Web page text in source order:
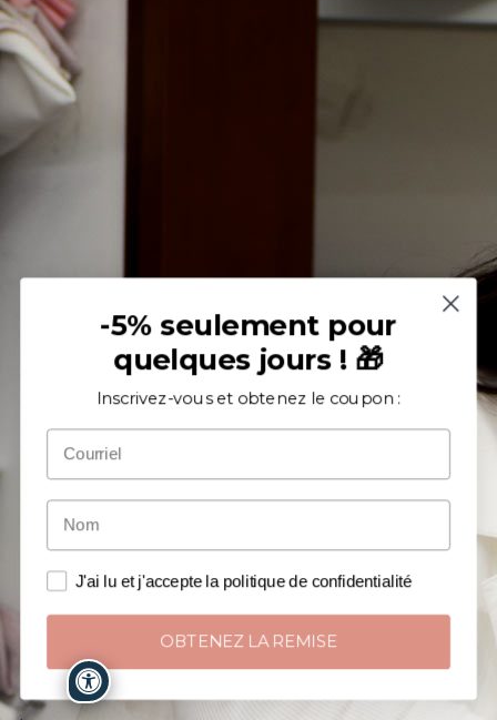
-5% seulement pour
quelques jours ! 🎁
Inscrivez-vous et obtenez le coupon :
J'ai lu et j'accepte la politique de confidentialité
OBTENEZ LA REMISE